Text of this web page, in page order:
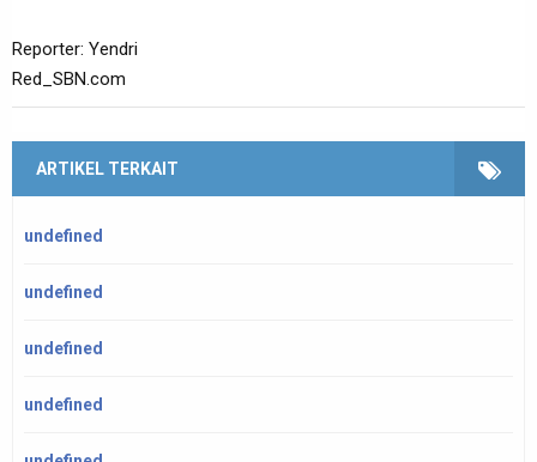
Reporter: Yendri
Red_SBN.com
ARTIKEL TERKAIT
undefined
undefined
undefined
undefined